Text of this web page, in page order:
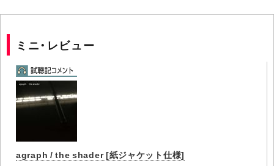
ミニ・レビュー
agraph / the shader [紙ジャケット仕様]